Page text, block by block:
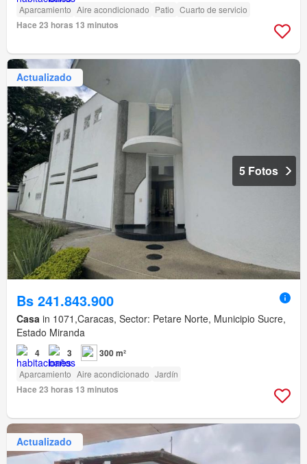
Aparcamiento Aire acondicionado Patio Cuarto de servicio
Hace 23 horas 13 minutos
Actualizado
5 Fotos
Bs 241.843.900
Casa in 1071,Caracas, Sector: Petare Norte, Municipio Sucre,
Estado Miranda
4 3 300 m²
Aparcamiento Aire acondicionado Jardín
Hace 23 horas 13 minutos
Actualizado